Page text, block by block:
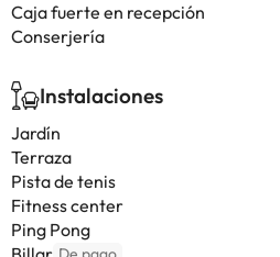
Caja fuerte en recepción
Conserjería
Instalaciones
Jardín
Terraza
Pista de tenis
Fitness center
Ping Pong